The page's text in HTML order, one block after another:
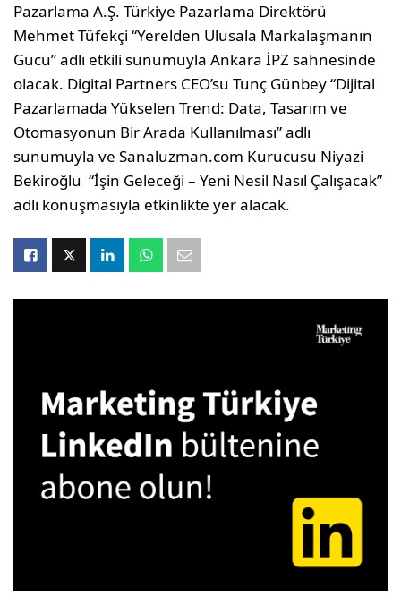
Pazarlama A.Ş. Türkiye Pazarlama Direktörü
Mehmet Tüfekçi “Yerelden Ulusala Markalaşmanın
Gücü” adlı etkili sunumuyla Ankara İPZ sahnesinde
olacak. Digital Partners CEO’su Tunç Günbey “Dijital
Pazarlamada Yükselen Trend: Data, Tasarım ve
Otomasyonun Bir Arada Kullanılması” adlı
sunumuyla ve Sanaluzman.com Kurucusu Niyazi
Bekiroğlu “İşin Geleceği – Yeni Nesil Nasıl Çalışacak”
adlı konuşmasıyla etkinlikte yer alacak.